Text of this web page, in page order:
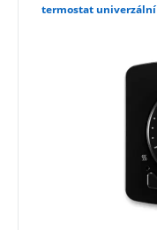
termostat univerzální